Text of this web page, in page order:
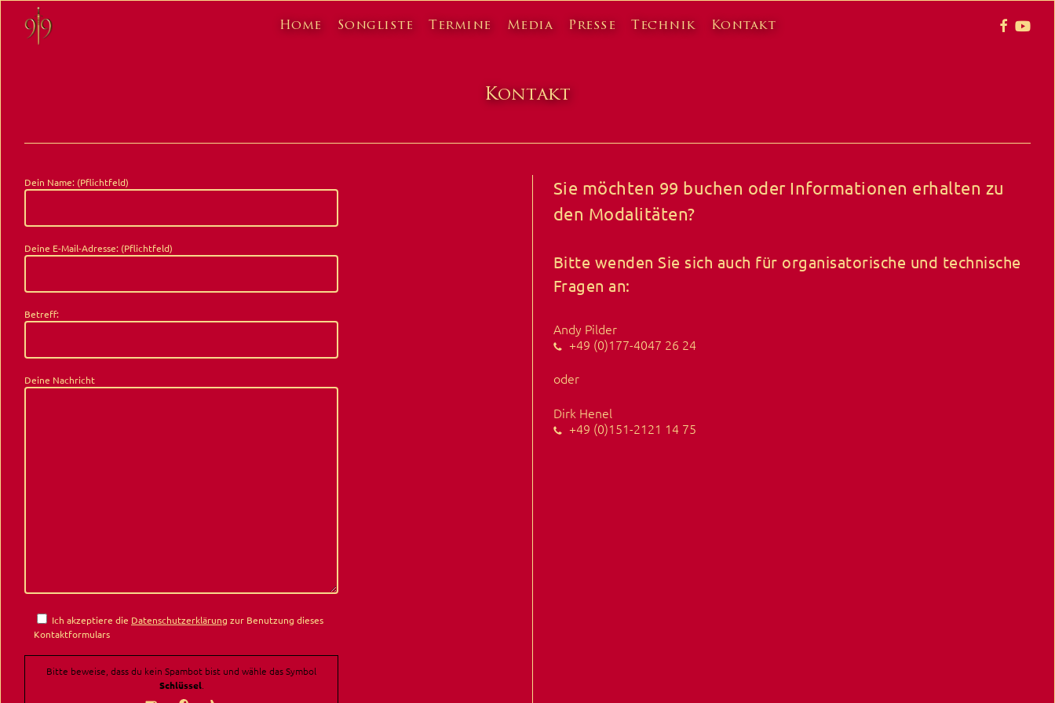
Home Songliste Termine Media Presse Technik Kontakt
Kontakt
Dein Name: (Pflichtfeld)
Deine E-Mail-Adresse: (Pflichtfeld)
Betreff:
Deine Nachricht
Ich akzeptiere die Datenschutzerklärung zur Benutzung dieses
Kontaktformulars
Bitte beweise, dass du kein Spambot bist und wähle das Symbol
Schlüssel.
Sie möchten 99 buchen oder Informationen erhalten zu
den Modalitäten?
Bitte wenden Sie sich auch für organisatorische und technische
Fragen an:
Andy Pilder
+49 (0)177-4047 26 24
oder
Dirk Henel
+49 (0)151-2121 14 75